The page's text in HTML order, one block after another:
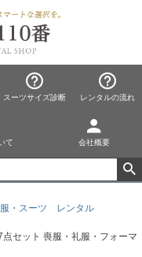
スーツサイズ診断 レンタルの流れ
て 会社概要
・スーツ レンタル
点セット 喪服・礼服・フォーマ